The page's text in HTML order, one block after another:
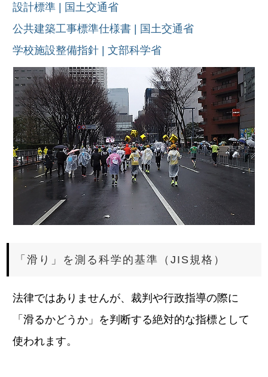
設計標準 | 国土交通省
公共建築工事標準仕様書 | 国土交通省
学校施設整備指針 | 文部科学省
「滑り」を測る科学的基準（JIS規格）
法律ではありませんが、裁判や行政指導の際に
「滑るかどうか」を判断する絶対的な指標として
使われます。